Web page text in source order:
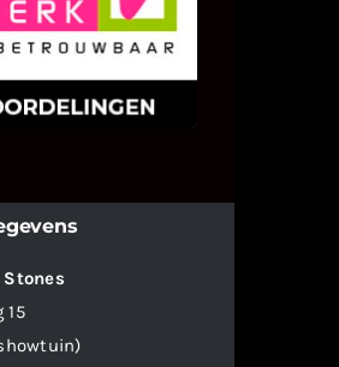
op gesteld om te
klant van ons en
vindt.
15